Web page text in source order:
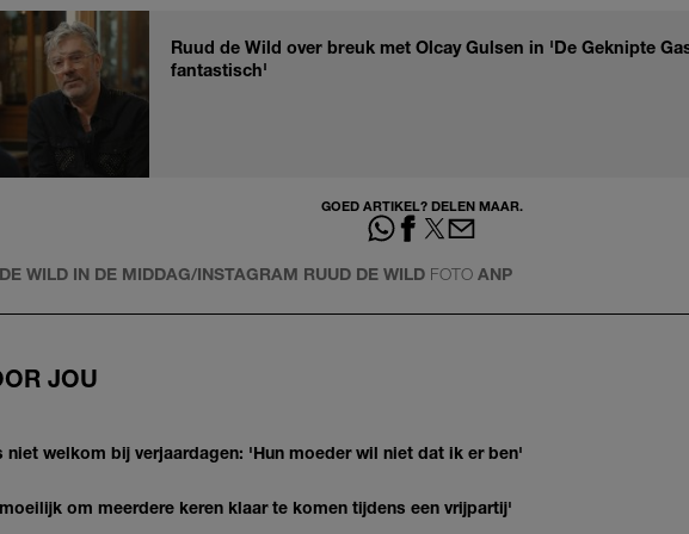
Ruud de Wild over breuk met Olcay Gulsen in 'De Geknipte
fantastisch'
GOED ARTIKEL? DELEN MAAR.
DE WILD IN DE MIDDAG/INSTAGRAM RUUD DE WILD FOTO ANP
JOU
welkom bij verjaardagen: 'Hun moeder wil niet dat ik er ben'
om meerdere keren klaar te komen tijdens een vrijpartij'